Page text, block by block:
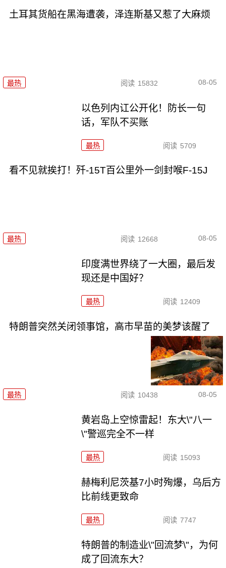
土耳其货船在黑海遭袭，泽连斯基又惹了大麻烦
最热 阅读 15832 08-05
以色列内讧公开化！防长一句
话，军队不买账
最热 阅读 5709
看不见就挨打！歼-15T百公里外一剑封喉F-15J
最热 阅读 12668 08-05
印度满世界绕了一大圈，最后发
现还是中国好？
最热 阅读 12409
特朗普突然关闭领事馆，高市早苗的美梦该醒了
最热 阅读 10438 08-05
黄岩岛上空惊雷起！东大\"八一
\"警巡完全不一样
最热 阅读 15093
赫梅利尼茨基7小时殉爆，乌后方
比前线更致命
最热 阅读 7747
特朗普的制造业\"回流梦\"，为何
成了回流东大？